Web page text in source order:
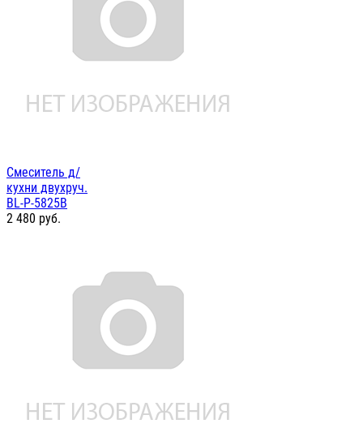
Смеситель д/
кухни двухруч.
BL-P-5825B
2 480 руб.